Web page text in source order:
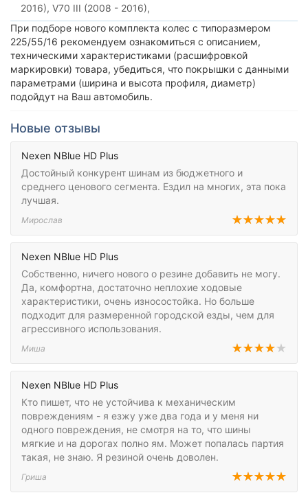
2016), V70 III (2008 - 2016),
При подборе нового комплекта колес с типоразмером
225/55/16 рекомендуем ознакомиться с описанием,
техническими характеристиками (расшифровкой
маркировки) товара, убедиться, что покрышки с данными
параметрами (ширина и высота профиля, диаметр)
подойдут на Ваш автомобиль.
Новые отзывы
Nexen NBlue HD Plus
Достойный конкурент шинам из бюджетного и
среднего ценового сегмента. Ездил на многих, эта пока
лучшая.
Мирослав
Nexen NBlue HD Plus
Собственно, ничего нового о резине добавить не могу.
Да, комфортна, достаточно неплохие ходовые
характеристики, очень износостойка. Но больше
подходит для размеренной городской езды, чем для
агрессивного использования.
Миша
Nexen NBlue HD Plus
Кто пишет, что не устойчива к механическим
повреждениям - я езжу уже два года и у меня ни
одного повреждения, не смотря на то, что шины
мягкие и на дорогах полно ям. Может попалась партия
такая, не знаю. Я резиной очень доволен.
Гриша